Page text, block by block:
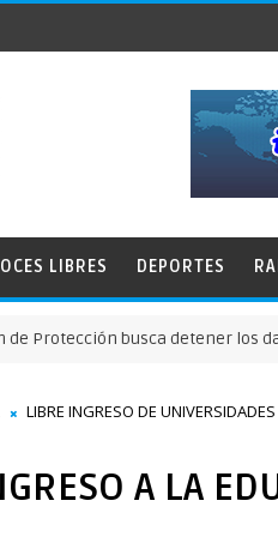
LIBRES DEPORTES
busca detener los daños
LIBRE INGRESO DE UNIVERSIDADES
A LA